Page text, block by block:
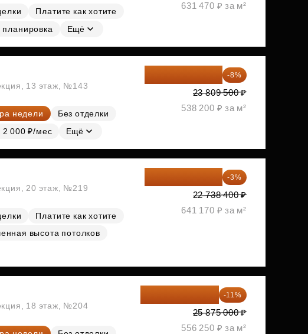
Платите как хотите
планировка Ещё
631 470 ₽ за м²
13 этаж, №143
недели
Без отделки
2 000 ₽/мес Ещё
21 904 740 ₽ -8%
23 809 500 ₽
538 200 ₽ за м²
20 этаж, №219
Платите как хотите
высота потолков
22 056 248 ₽ -3%
22 738 400 ₽
641 170 ₽ за м²
18 этаж, №204
-11%
25 875 000 ₽
556 250 ₽ за м²